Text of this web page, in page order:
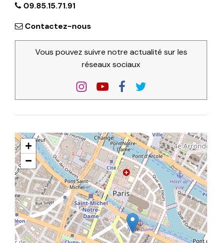
09.85.15.71.91
Contactez-nous
Vous pouvez suivre notre actualité sur les
réseaux sociaux
+
−